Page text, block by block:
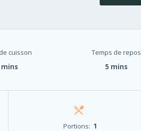
cuisson
mins
Temps de repos
5 mins
Portions: 1